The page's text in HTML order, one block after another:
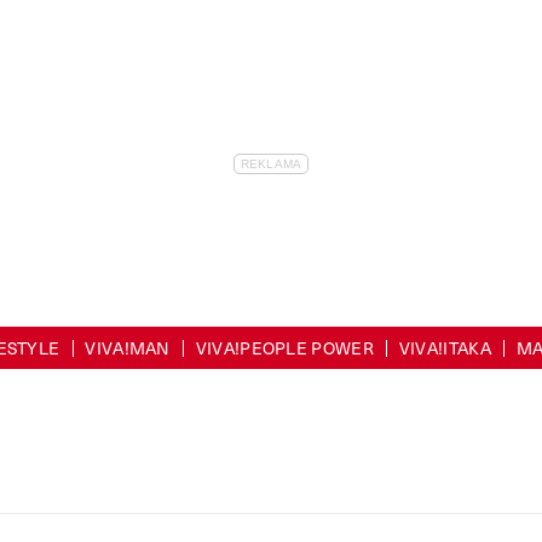
VIVA!MAN VIVA!PEOPLE POWER VIVA!ITAKA